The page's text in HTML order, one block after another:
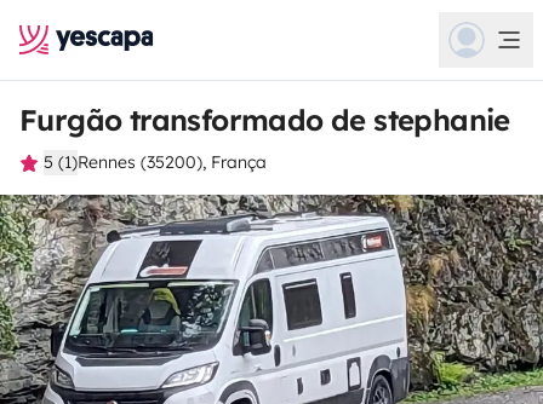
Furgão transformado de stephanie
5 (1)Rennes (35200), França